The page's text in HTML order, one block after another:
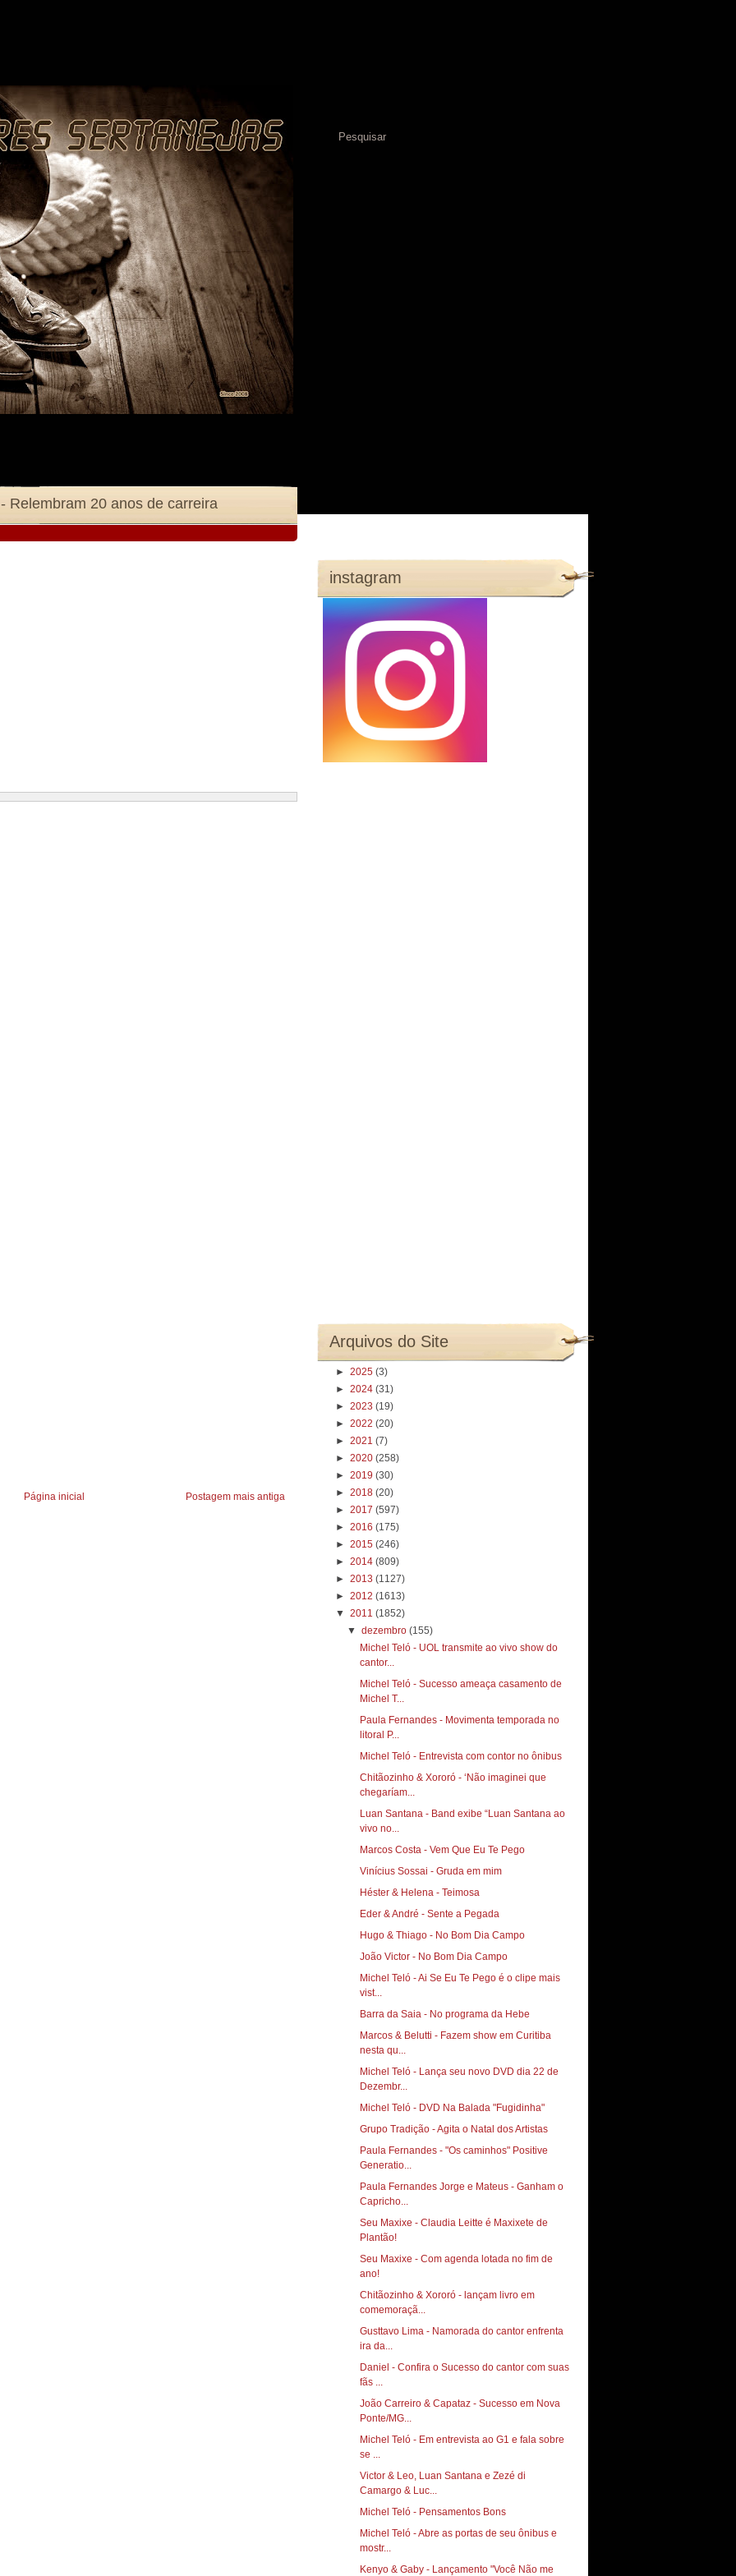
Relembram 20 anos de carreira
Postagem mais antiga
Página inicial
instagram
Arquivos do Site
► 2025 (3)
► 2024 (31)
► 2023 (19)
► 2022 (20)
► 2021 (7)
► 2020 (258)
► 2019 (30)
► 2018 (20)
► 2017 (597)
► 2016 (175)
► 2015 (246)
► 2014 (809)
► 2013 (1127)
► 2012 (1613)
▼ 2011 (1852)
▼dezembro(155)
Michel Teló - UOL transmite ao vivo show do
cantor...
Michel Teló - Sucesso ameaça casamento de
Michel T...
Paula Fernandes - Movimenta temporada no
litoral P...
Michel Teló - Entrevista com contor no ônibus
Chitãozinho & Xororó - ‘Não imaginei que
chegaríam...
Luan Santana - Band exibe “Luan Santana ao
vivo no...
Marcos Costa - Vem Que Eu Te Pego
Vinícius Sossai - Gruda em mim
Héster & Helena - Teimosa
Eder & André - Sente a Pegada
Hugo & Thiago - No Bom Dia Campo
João Victor - No Bom Dia Campo
Michel Teló - Ai Se Eu Te Pego é o clipe mais
vist...
Barra da Saia - No programa da Hebe
Marcos & Belutti - Fazem show em Curitiba
nesta qu...
Michel Teló - Lança seu novo DVD dia 22 de
Dezembr...
Michel Teló - DVD Na Balada "Fugidinha"
Grupo Tradição - Agita o Natal dos Artistas
Paula Fernandes - "Os caminhos" Positive
Generatio...
Paula Fernandes Jorge e Mateus - Ganham o
Capricho...
Seu Maxixe - Claudia Leitte é Maxixete de
Plantão!‏
Seu Maxixe - Com agenda lotada no fim de
ano!‏
Chitãozinho & Xororó - lançam livro em
comemoraçã...
Gusttavo Lima - Namorada do cantor enfrenta
ira da...
Daniel - Confira o Sucesso do cantor com suas
fãs ...
João Carreiro & Capataz - Sucesso em Nova
Ponte/MG...
Michel Teló - Em entrevista ao G1 e fala sobre
se ...
Victor & Leo, Luan Santana e Zezé di
Camargo & Luc...
Michel Teló - Pensamentos Bons
Michel Teló - Abre as portas de seu ônibus e
mostr...
Kenyo & Gaby - Lançamento "Você Não me